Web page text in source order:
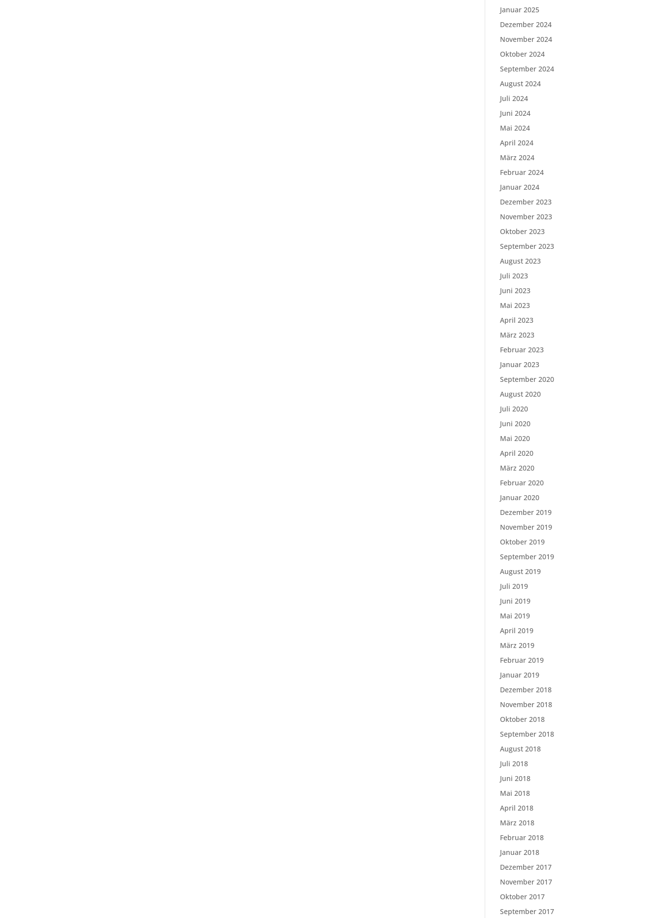
Januar 2025
Dezember 2024
November 2024
Oktober 2024
September 2024
August 2024
Juli 2024
Juni 2024
Mai 2024
April 2024
März 2024
Februar 2024
Januar 2024
Dezember 2023
November 2023
Oktober 2023
September 2023
August 2023
Juli 2023
Juni 2023
Mai 2023
April 2023
März 2023
Februar 2023
Januar 2023
September 2020
August 2020
Juli 2020
Juni 2020
Mai 2020
April 2020
März 2020
Februar 2020
Januar 2020
Dezember 2019
November 2019
Oktober 2019
September 2019
August 2019
Juli 2019
Juni 2019
Mai 2019
April 2019
März 2019
Februar 2019
Januar 2019
Dezember 2018
November 2018
Oktober 2018
September 2018
August 2018
Juli 2018
Juni 2018
Mai 2018
April 2018
März 2018
Februar 2018
Januar 2018
Dezember 2017
November 2017
Oktober 2017
September 2017